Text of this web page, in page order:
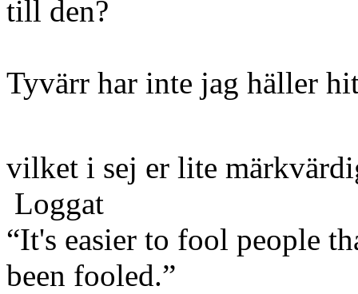
till den?
Tyvärr har inte jag häller
vilket i sej er lite
Loggat
“It's easier to fool people
been fooled.”